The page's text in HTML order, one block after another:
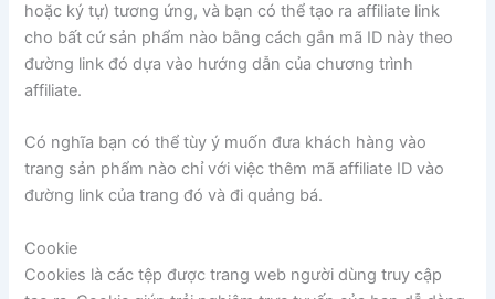
hoặc ký tự) tương ứng, và bạn có thể tạo ra affiliate link
cho bất cứ sản phẩm nào bằng cách gắn mã ID này theo
đường link đó dựa vào hướng dẫn của chương trình
affiliate.
Có nghĩa bạn có thể tùy ý muốn đưa khách hàng vào
trang sản phẩm nào chỉ với việc thêm mã affiliate ID vào
đường link của trang đó và đi quảng bá.
Cookie
Cookies là các tệp được trang web người dùng truy cập